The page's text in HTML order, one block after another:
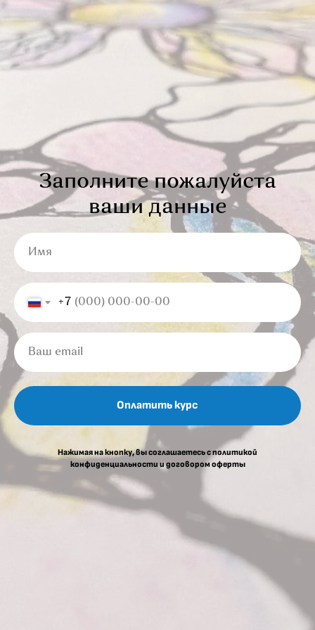
Заполните пожалуйста
ваши данные
Имя
+7
Ваш email
Оплатить курс
Нажимая на кнопку, вы соглашаетесь c политикой
конфиденциальности и договором оферты